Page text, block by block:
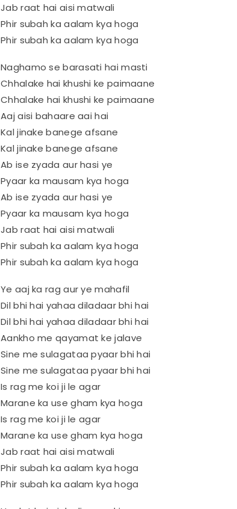
Jab raat hai aisi matwali
Phir subah ka aalam kya hoga
Phir subah ka aalam kya hoga
Naghamo se barasati hai masti
Chhalake hai khushi ke paimaane
Chhalake hai khushi ke paimaane
Aaj aisi bahaare aai hai
Kal jinake banege afsane
Kal jinake banege afsane
Ab ise zyada aur hasi ye
Pyaar ka mausam kya hoga
Ab ise zyada aur hasi ye
Pyaar ka mausam kya hoga
Jab raat hai aisi matwali
Phir subah ka aalam kya hoga
Phir subah ka aalam kya hoga
Ye aaj ka rag aur ye mahafil
Dil bhi hai yahaa diladaar bhi hai
Dil bhi hai yahaa diladaar bhi hai
Aankho me qayamat ke jalave
Sine me sulagataa pyaar bhi hai
Sine me sulagataa pyaar bhi hai
Is rag me koi ji le agar
Marane ka use gham kya hoga
Is rag me koi ji le agar
Marane ka use gham kya hoga
Jab raat hai aisi matwali
Phir subah ka aalam kya hoga
Phir subah ka aalam kya hoga